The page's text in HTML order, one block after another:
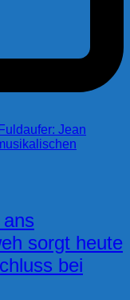
sorgt heute
bei